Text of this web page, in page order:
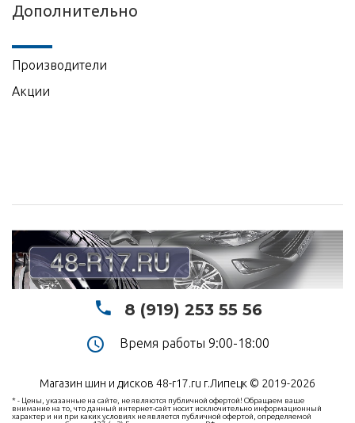
Дополнительно
Производители
Акции
8 (919) 253 55 56
Время работы 9:00-18:00
Магазин шин и дисков 48-r17.ru г.Липецк © 2019-2026
* - Цены, указанные на сайте, не являются публичной офертой! Обращаем ваше
внимание на то, что данный интернет-сайт носит исключительно информационный
характер и ни при каких условиях не является публичной офертой, определяемой